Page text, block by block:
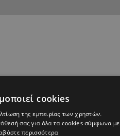
cookies
της εμπειρίας των χρηστών.
σας για όλα τα cookies σύμφωνα με
περισσότερα